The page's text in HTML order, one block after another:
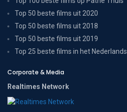
Top 50 beste films uit 2020
Top 50 beste films uit 2018
Top 50 beste films uit 2019
Top 25 beste films in het Nederlands
Corporate & Media
Realtimes Network